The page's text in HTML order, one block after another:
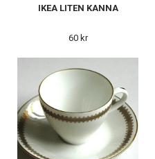
IKEA LITEN KANNA
60 kr